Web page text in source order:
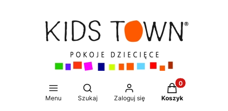
Menu
Otwórz wyszukiwarkę
Szukaj Zaloguj się
Produkty w
Koszyk